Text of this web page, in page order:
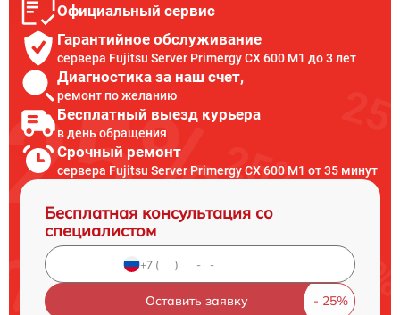
Официальный сервис
Гарантийное обслуживание
сервера Fujitsu Server Primergy CX 600 M1 до 3 лет
Диагностика за наш счет,
ремонт по желанию
Бесплатный выезд курьера
в день обращения
Срочный ремонт
сервера Fujitsu Server Primergy CX 600 M1 от 35 минут
Бесплатная консультация со
специалистом
Оставить заявку